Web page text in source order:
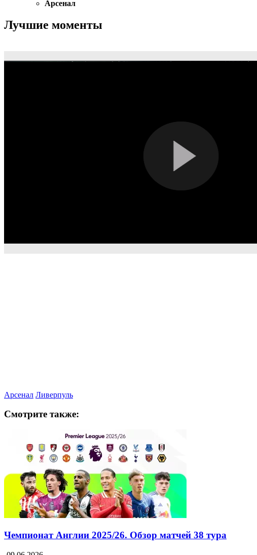
Арсенал
Лучшие моменты
Арсенал Ливерпуль
Смотрите также:
Чемпионат Англии 2025/26. Обзор матчей 38 тура